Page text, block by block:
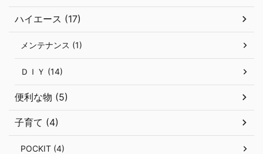
ハイエース (17)
メンテナンス (1)
ＤＩＹ (14)
便利な物 (5)
子育て (4)
POCKIT (4)